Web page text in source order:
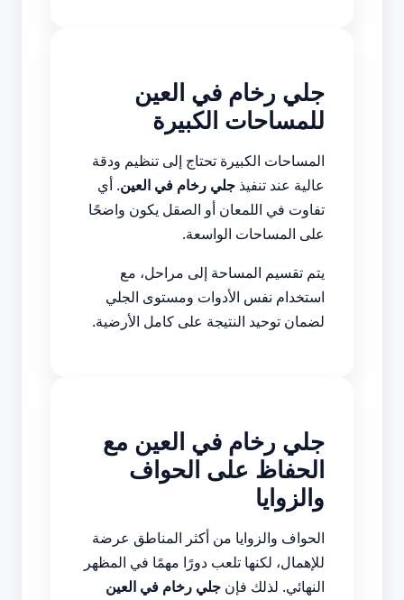
جلي رخام في العين
للمساحات الكبيرة
المساحات الكبيرة تحتاج إلى تنظيم ودقة
عالية عند تنفيذ جلي رخام في العين. أي
تفاوت في اللمعان أو الصقل يكون واضحًا
على المساحات الواسعة.
يتم تقسيم المساحة إلى مراحل، مع
استخدام نفس الأدوات ومستوى الجلي
لضمان توحيد النتيجة على كامل الأرضية.
جلي رخام في العين مع
الحفاظ على الحواف
والزوايا
الحواف والزوايا من أكثر المناطق عرضة
للإهمال، لكنها تلعب دورًا مهمًا في المظهر
النهائي. لذلك فإن جلي رخام في العين